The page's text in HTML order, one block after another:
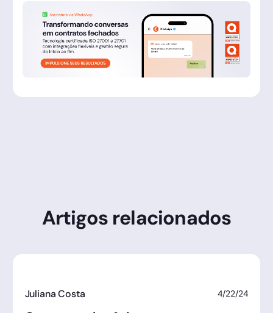
Artigos relacionados
Juliana Costa 4/22/24